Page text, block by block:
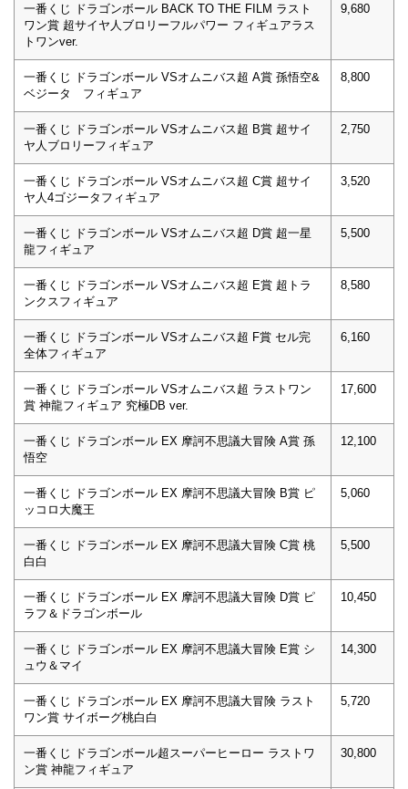
一番くじ ドラゴンボール BACK TO THE FILM ラスト
ワン賞 超サイヤ人ブロリーフルパワー フィギュアラス
トワンver.
9,680
一番くじ ドラゴンボール VSオムニバス超 A賞 孫悟空&
ベジータ フィギュア
8,800
一番くじ ドラゴンボール VSオムニバス超 B賞 超サイ
ヤ人ブロリーフィギュア
2,750
一番くじ ドラゴンボール VSオムニバス超 C賞 超サイ
ヤ人4ゴジータフィギュア
3,520
一番くじ ドラゴンボール VSオムニバス超 D賞 超一星
龍フィギュア
5,500
一番くじ ドラゴンボール VSオムニバス超 E賞 超トラ
ンクスフィギュア
8,580
一番くじ ドラゴンボール VSオムニバス超 F賞 セル完
全体フィギュア
6,160
一番くじ ドラゴンボール VSオムニバス超 ラストワン
賞 神龍フィギュア 究極DB ver.
17,600
一番くじ ドラゴンボール EX 摩訶不思議大冒険 A賞 孫
悟空
12,100
一番くじ ドラゴンボール EX 摩訶不思議大冒険 B賞 ピ
ッコロ大魔王
5,060
一番くじ ドラゴンボール EX 摩訶不思議大冒険 C賞 桃
白白
5,500
一番くじ ドラゴンボール EX 摩訶不思議大冒険 D賞 ピ
ラフ＆ドラゴンボール
10,450
一番くじ ドラゴンボール EX 摩訶不思議大冒険 E賞 シ
ュウ＆マイ
14,300
一番くじ ドラゴンボール EX 摩訶不思議大冒険 ラスト
ワン賞 サイボーグ桃白白
5,720
一番くじ ドラゴンボール超スーパーヒーロー ラストワ
ン賞 神龍フィギュア
30,800